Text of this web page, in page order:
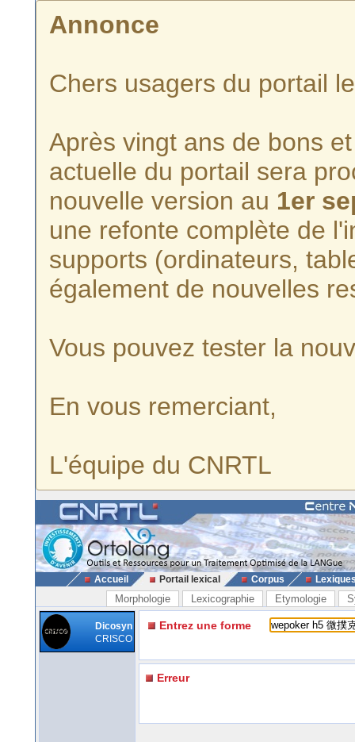
Annonce
Chers usagers du portail
Après vingt ans de bons
actuelle du portail sera
nouvelle version au 1er
une refonte complète de
supports (ordinateurs,
également de nouvelles
Vous pouvez tester la
En vous remerciant,
L'équipe du CNRTL
Accueil Portail lexical Corpus
Morphologie Lexicographie Etymologie
Dicosyn
CRISCO
Entrez une forme
Erreur